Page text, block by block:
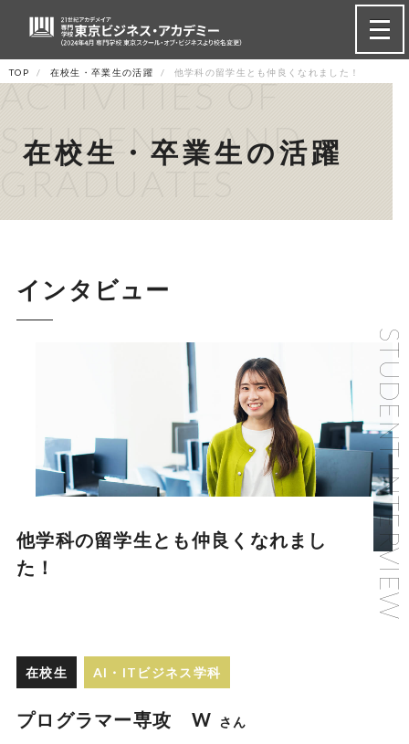
TOP 在校生・卒業生の活躍 他学科の留学生とも仲良くなれました！
ACTIVITIES OF
STUDENTS AND
在校生・卒業生の活躍
インタビュー
他学科の留学生とも仲良くなれまし
た！
在校生 AI・ITビジネス学科
プログラマー専攻 W さん